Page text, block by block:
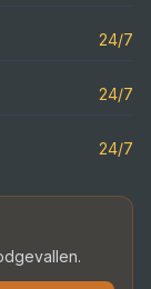
24/7
24/7
24/7